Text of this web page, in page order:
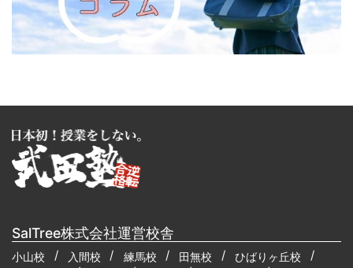
SalTree株式会社運営校舎
小山校 入間校 練馬校 田無校
ひばりヶ丘校